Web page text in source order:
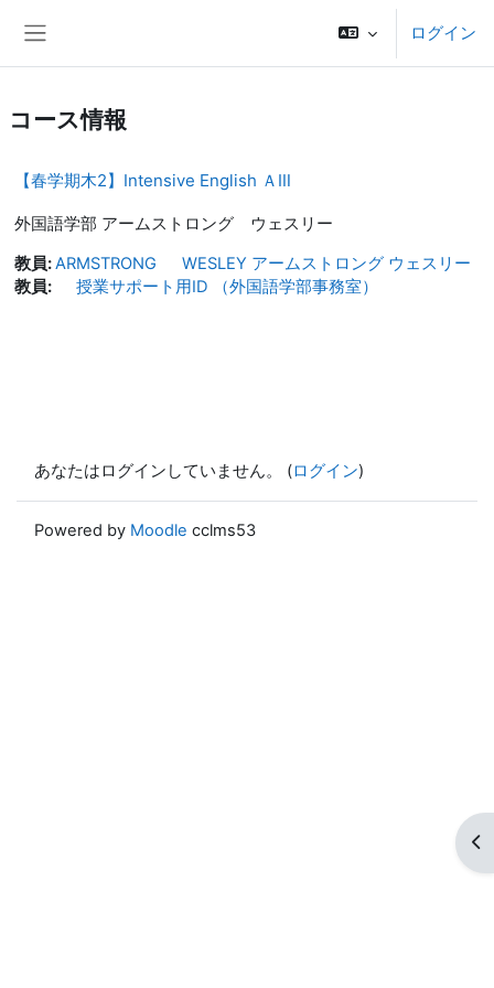
ログイン
ブ
コース情報
【春学期木2】Intensive English ＡⅢ
外国語学部 アームストロング ウェスリー
教員:ARMSTRONG WESLEY アームストロング ウェスリー
教員:
授業サポート用ID （外国語学部事務室）
あなたはログインしていません。 (ログイン)
Powered by Moodle cclms53